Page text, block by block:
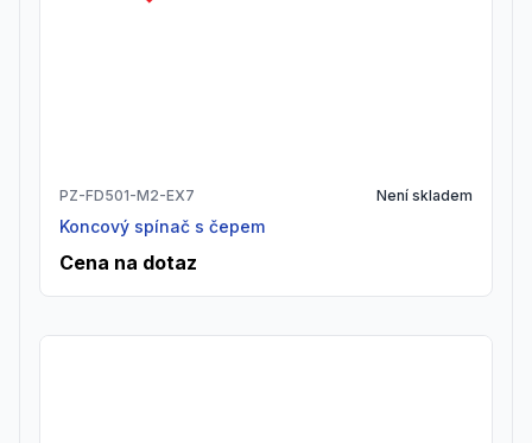
PZ-FD501-M2-EX7 Není skladem
Koncový spínač s čepem
Cena na dotaz